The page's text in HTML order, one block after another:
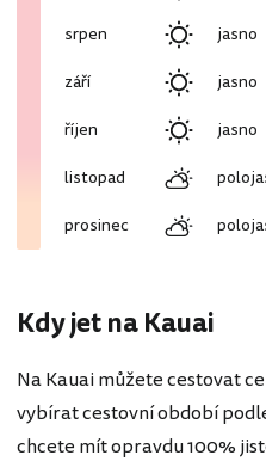
srpen
jasno
září
jasno
říjen
jasno
listopad
prosinec
Kdy jet na Kauai
Na Kauai můžete cestovat
vybírat cestovní období
chcete mít opravdu 100%